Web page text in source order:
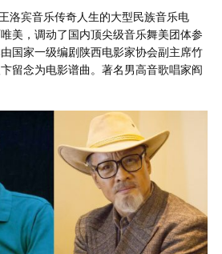
洛宾音乐传奇人生的大型民族音乐电
美，调动了国内顶尖级音乐舞美团体参
国家一级编剧陕西电影家协会副主席竹
留念为电影谱曲。著名男高音歌唱家阎